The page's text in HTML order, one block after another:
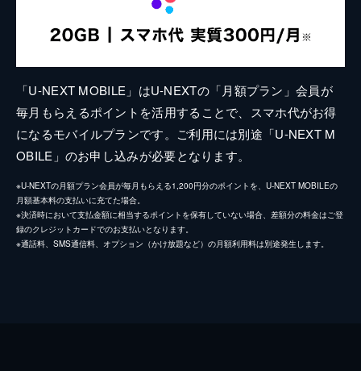
「U-NEXT MOBILE」はU-NEXTの「月額プラン」会員が
毎月もらえるポイントを活用することで、スマホ代がお得
になるモバイルプランです。ご利用には別途「U-NEXT M
OBILE」のお申し込みが必要となります。
※U-NEXTの月額プラン会員が毎月もらえる1,200円分のポイントを、U-NEXT MOBILEの
月額基本料の支払いに充てた場合。
※決済時において支払金額に相当するポイントを保有していない場合、差額分の料金はご登
録のクレジットカードでのお支払いとなります。
※通話料、SMS通信料、オプション（かけ放題など）の月額利用料は別途発生します。